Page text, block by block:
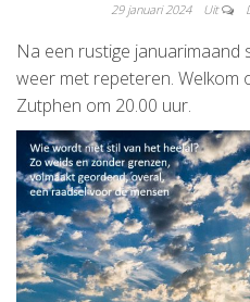
29 januari 2024 Uit
Na een rustige
weer met repeteren. Welkom
Zutphen om 20.00 uur.